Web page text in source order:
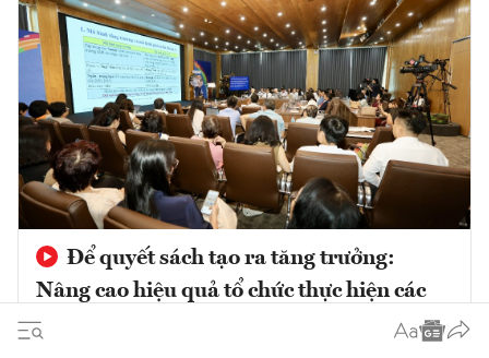
Để quyết sách tạo ra tăng trưởng:
Nâng cao hiệu quả tổ chức thực hiện các
chủ trương phát triển trong giai đoạn mới